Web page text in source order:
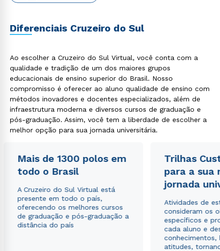
Diferenciais Cruzeiro do Sul
Ao escolher a Cruzeiro do Sul Virtual, você conta com a
qualidade e tradição de um dos maiores grupos
educacionais de ensino superior do Brasil. Nosso
compromisso é oferecer ao aluno qualidade de ensino com
métodos inovadores e docentes especializados, além de
infraestrutura moderna e diversos cursos de graduação e
pós-graduação. Assim, você tem a liberdade de escolher a
melhor opção para sua jornada universitária.
Mais de 1300 polos em
todo o Brasil
A Cruzeiro do Sul Virtual está
presente em todo o país,
oferecendo os melhores cursos
de graduação e pós-graduação a
distância do país
Trilhas
para a sua
jornada
Atividades de
consideram os
específicos e
cada aluno e
conhecimentos,
atitudes,